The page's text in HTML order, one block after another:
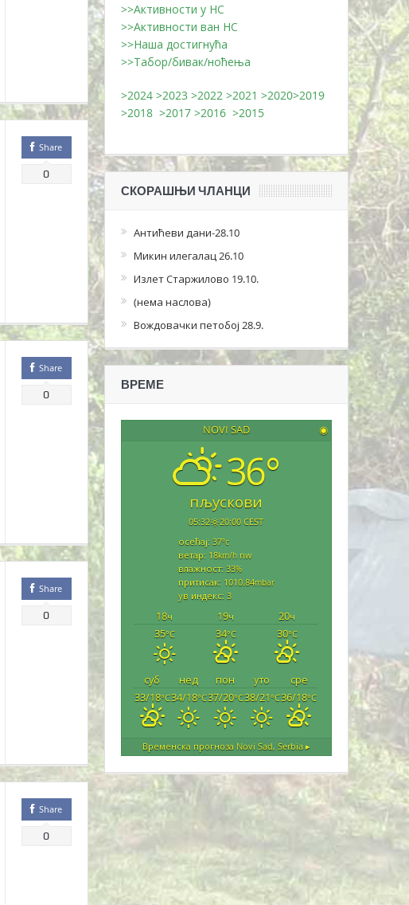
Share
0
Share
0
Share
0
Share
0
>>Активности у НС
>>Активности ван НС
>>Наша достигнућа
>>Табор/бивак/ноћења
>2024 >2023 >2022 >2021 >2020>2019
>2018 >2017 >2016 >2015
СКОРАШЊИ ЧЛАНЦИ
Антићеви дани-28.10
Микин илегалац 26.10
Излет Старжилово 19.10.
(нема наслова)
Вождовачки петобој 28.9.
ВРЕМЕ
NOVI SAD ◉
36°
пљускови
05:32 20:00 CEST
осећај: 37°c
ветар: 18km/hnw
влажност: 33%
притисак: 1010.84mbar
ув индекс: 3
18ч 19ч 20ч
35°C 34°C 30°C
суб нед пон уто
сре
33/18°C34/18°C37/20°C38/21°C36/18°C
Временска прогноза Novi Sad, Serbia ▸